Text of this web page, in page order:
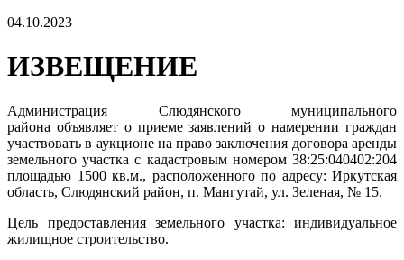
04.10.2023
ИЗВЕЩЕНИЕ
Администрация Слюдянского муниципального
района объявляет о приеме заявлений о намерении граждан
участвовать в аукционе на право заключения договора аренды
земельного участка с кадастровым номером 38:25:040402:204
площадью 1500 кв.м., расположенного по адресу: Иркутская
область, Слюдянский район, п. Мангутай, ул. Зеленая, № 15.
Цель предоставления земельного участка: индивидуальное
жилищное строительство.